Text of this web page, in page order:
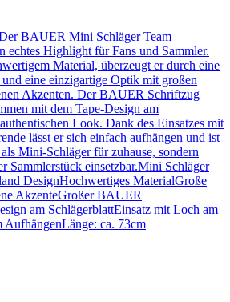
BAUER Mini Schläger Team
echtes Highlight für Fans und Sammler.
Material, überzeugt er durch eine
und eine einzigartige Optik mit großen
Akzenten. Der BAUER Schriftzug
mit dem Tape-Design am
Look. Dank des Einsatzes mit
lässt er sich einfach aufhängen und ist
Mini-Schläger für zuhause, sondern
Sammlerstück einsetzbar.Mini Schläger
DesignHochwertiges MaterialGroße
AkzenteGroßer BAUER
am SchlägerblattEinsatz mit Loch am
AufhängenLänge: ca. 73cm